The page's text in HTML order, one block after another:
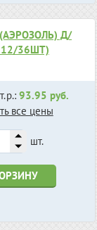
Д/
36ШТ)
93.95 руб.
все цены
шт.